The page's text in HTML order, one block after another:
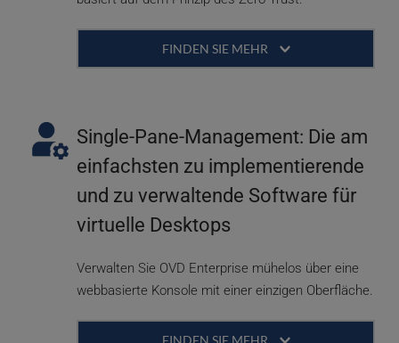
FINDEN SIE MEHR
Sicherheit von größter Bedeutung. Die Daten
müssen zentral gesichert werden und dürfen
nicht auf den Geräten der Benutzer liegen.
Durch die Bereitstellung eines robusten und
zuverlässigen Gateways können Benutzer von
Integrität sensibler Daten wahren.
Single-Pane-Management: Die am
einfachsten zu implementierende
und zu verwaltende Software für
virtuelle Desktops
Verwalten Sie OVD Enterprise mühelos über eine
webbasierte Konsole mit einer einzigen Oberfläche.